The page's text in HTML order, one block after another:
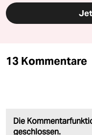
13 Kommentare
Die
geschlossen.